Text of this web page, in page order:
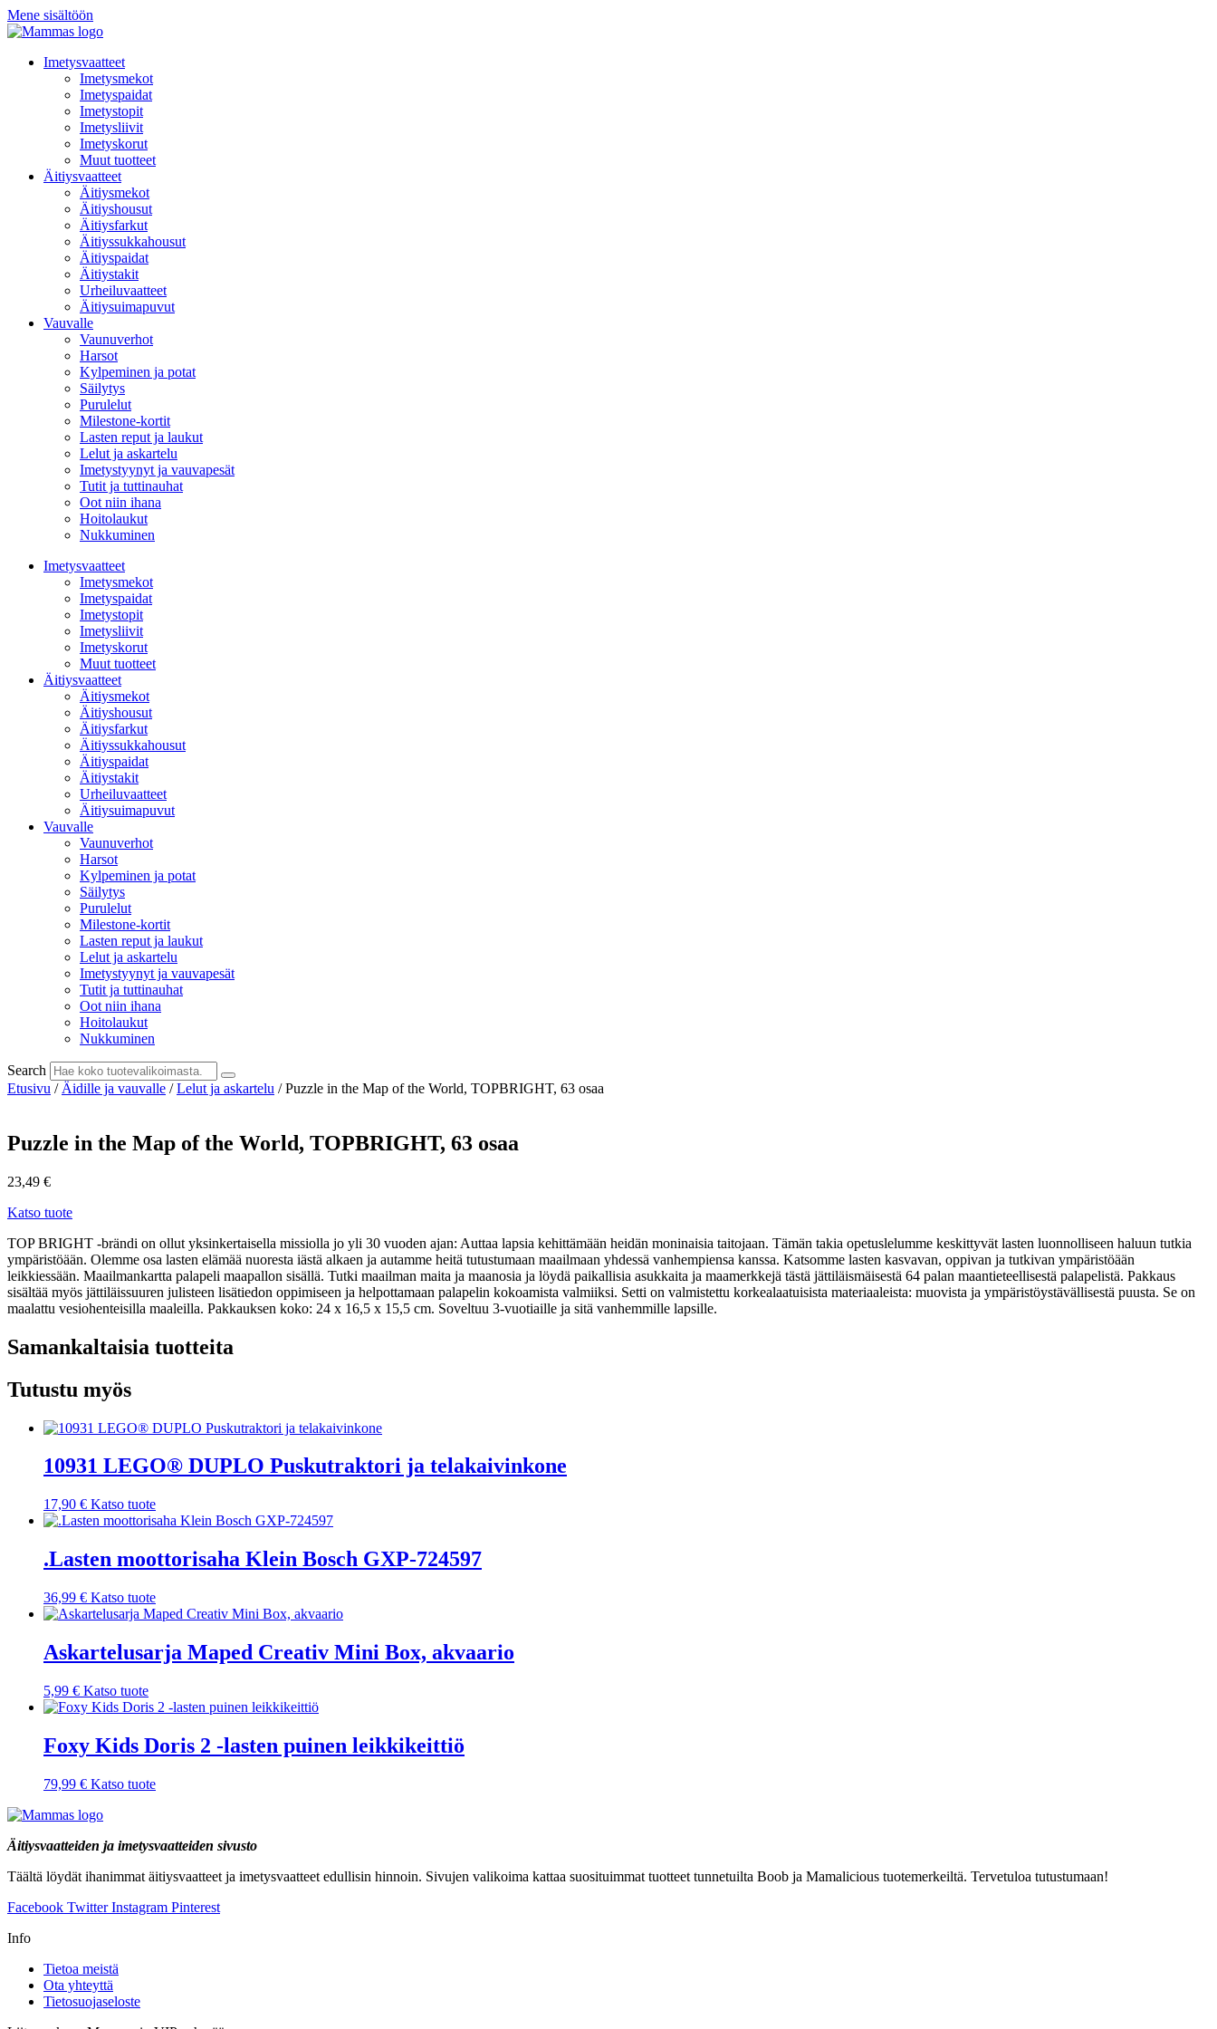
Mene sisältöön
Imetysvaatteet
Imetysmekot
Imetyspaidat
Imetystopit
Imetysliivit
Imetyskorut
Muut tuotteet
Äitiysvaatteet
Äitiysmekot
Äitiyshousut
Äitiysfarkut
Äitiyssukkahousut
Äitiyspaidat
Äitiystakit
Urheiluvaatteet
Äitiysuimapuvut
Vauvalle
Vaunuverhot
Harsot
Kylpeminen ja potat
Säilytys
Purulelut
Milestone-kortit
Lasten reput ja laukut
Lelut ja askartelu
Imetystyynyt ja vauvapesät
Tutit ja tuttinauhat
Oot niin ihana
Hoitolaukut
Nukkuminen
Imetysvaatteet
Imetysmekot
Imetyspaidat
Imetystopit
Imetysliivit
Imetyskorut
Muut tuotteet
Äitiysvaatteet
Äitiysmekot
Äitiyshousut
Äitiysfarkut
Äitiyssukkahousut
Äitiyspaidat
Äitiystakit
Urheiluvaatteet
Äitiysuimapuvut
Vauvalle
Vaunuverhot
Harsot
Kylpeminen ja potat
Säilytys
Purulelut
Milestone-kortit
Lasten reput ja laukut
Lelut ja askartelu
Imetystyynyt ja vauvapesät
Tutit ja tuttinauhat
Oot niin ihana
Hoitolaukut
Nukkuminen
Search
Etusivu / Äidille ja vauvalle /Lelut ja askartelu / Puzzle in the Map of the World, TOPBRIGHT, 63 osaa
Puzzle in the Map of the World, TOPBRIGHT, 63 osaa
23,49 €
Katso tuote
TOP BRIGHT -brändi on ollut yksinkertaisella missiolla jo yli 30 vuoden ajan: Auttaa lapsia kehittämään heidän moninaisia taitojaan. Tämän takia opetuslelumme keskittyvät lasten luonnolliseen haluun tutkia
ympäristöään. Olemme osa lasten elämää nuoresta iästä alkaen ja autamme heitä tutustumaan maailmaan yhdessä vanhempiensa kanssa. Katsomme lasten kasvavan, oppivan ja tutkivan ympäristöään
leikkiessään. Maailmankartta palapeli maapallon sisällä. Tutki maailman maita ja maanosia ja löydä paikallisia asukkaita ja maamerkkejä tästä jättiläismäisestä 64 palan maantieteellisestä palapelistä. Pakkaus
sisältää myös jättiläissuuren julisteen lisätiedon oppimiseen ja helpottamaan palapelin kokoamista valmiiksi. Setti on valmistettu korkealaatuisista materiaaleista: muovista ja ympäristöystävällisestä puusta. Se on
maalattu vesiohenteisilla maaleilla. Pakkauksen koko: 24 x 16,5 x 15,5 cm. Soveltuu 3-vuotiaille ja sitä vanhemmille lapsille.
Samankaltaisia tuotteita
Tutustu myös
10931 LEGO® DUPLO Puskutraktori ja telakaivinkone
17,90 € Katso tuote
.Lasten moottorisaha Klein Bosch GXP-724597
36,99 € Katso tuote
Askartelusarja Maped Creativ Mini Box, akvaario
5,99 € Katso tuote
Foxy Kids Doris 2 -lasten puinen leikkikeittiö
79,99 € Katso tuote
Äitiysvaatteiden ja imetysvaatteiden sivusto
Täältä löydät ihanimmat äitiysvaatteet ja imetysvaatteet edullisin hinnoin. Sivujen valikoima kattaa suosituimmat tuotteet tunnetuilta Boob ja Mamalicious tuotemerkeiltä. Tervetuloa tutustumaan!
Facebook Twitter Instagram Pinterest
Info
Tietoa meistä
Ota yhteyttä
Tietosuojaseloste